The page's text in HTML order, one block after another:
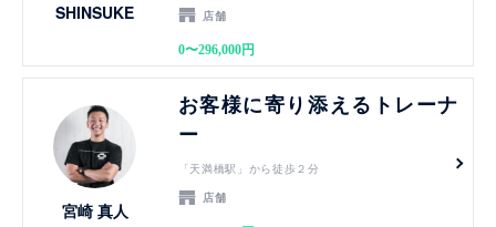
SHINSUKE
店舗
0〜296,000円
宮崎 真人
お客様に寄り添えるトレーナ
ー
「天満橋駅」から徒歩２分
店舗